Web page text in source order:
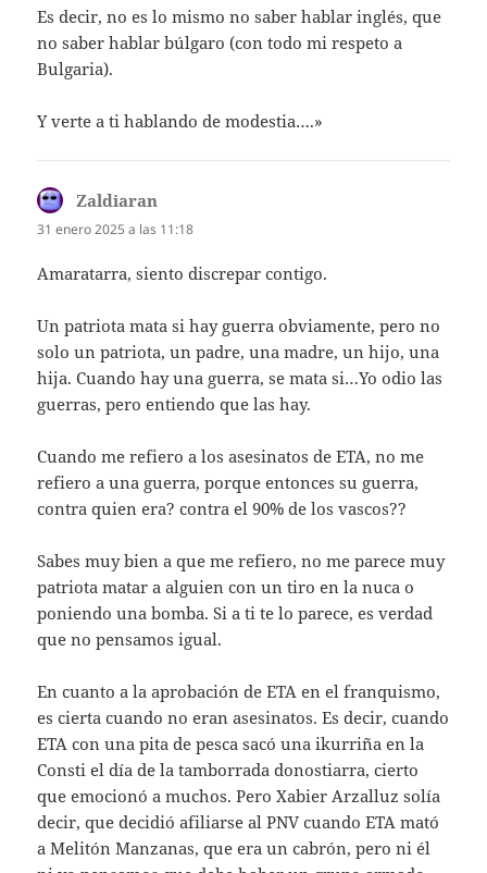
Es decir, no es lo mismo no saber hablar inglés, que
no saber hablar búlgaro (con todo mi respeto a
Bulgaria).
Y verte a ti hablando de modestia….»
Zaldiaran
31 enero 2025 a las 11:18
Amaratarra, siento discrepar contigo.
Un patriota mata si hay guerra obviamente, pero no
solo un patriota, un padre, una madre, un hijo, una
hija. Cuando hay una guerra, se mata si…Yo odio las
guerras, pero entiendo que las hay.
Cuando me refiero a los asesinatos de ETA, no me
refiero a una guerra, porque entonces su guerra,
contra quien era? contra el 90% de los vascos??
Sabes muy bien a que me refiero, no me parece muy
patriota matar a alguien con un tiro en la nuca o
poniendo una bomba. Si a ti te lo parece, es verdad
que no pensamos igual.
En cuanto a la aprobación de ETA en el franquismo,
es cierta cuando no eran asesinatos. Es decir, cuando
ETA con una pita de pesca sacó una ikurriña en la
Consti el día de la tamborrada donostiarra, cierto
que emocionó a muchos. Pero Xabier Arzalluz solía
decir, que decidió afiliarse al PNV cuando ETA mató
a Melitón Manzanas, que era un cabrón, pero ni él